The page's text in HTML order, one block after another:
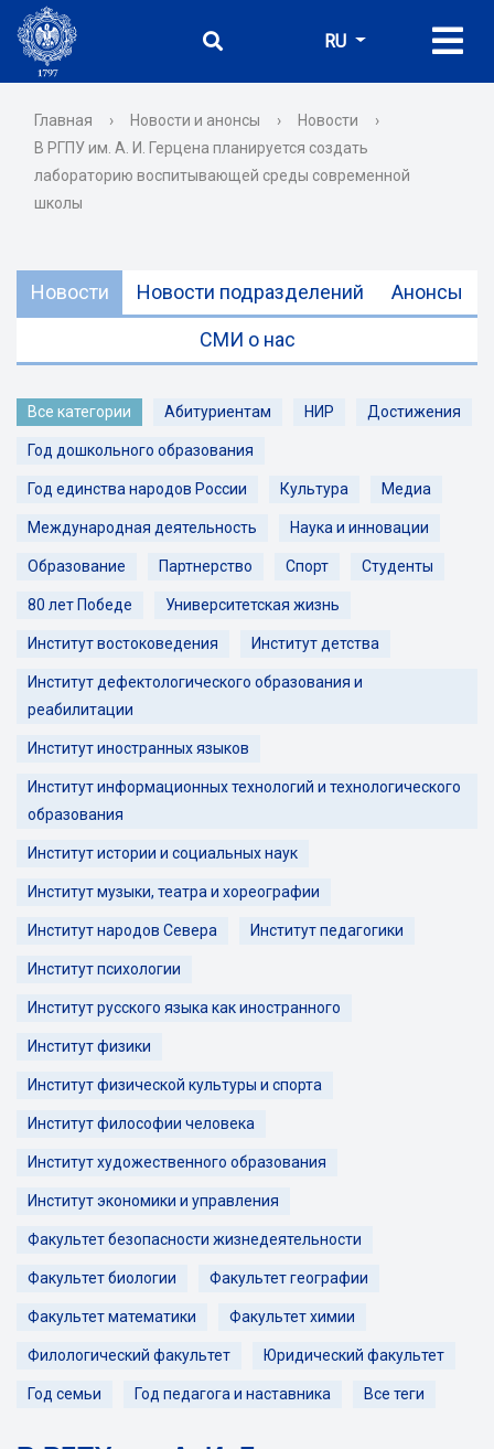
RU
Главная › Новости и анонсы › Новости
›
В РГПУ им. А. И. Герцена планируется создать
лабораторию воспитывающей среды современной
школы
Новости Новости подразделений Анонсы
СМИ о нас
Все категории Абитуриентам НИР Достижения
Год дошкольного образования
Год единства народов России Культура Медиа
Международная деятельность Наука и инновации
Образование Партнерство Спорт Студенты
80 лет Победе Университетская жизнь
Институт востоковедения Институт детства
Институт дефектологического образования и
реабилитации
Институт иностранных языков
Институт информационных технологий и технологического
образования
Институт истории и социальных наук
Институт музыки, театра и хореографии
Институт народов Севера Институт педагогики
Институт психологии
Институт русского языка как иностранного
Институт физики
Институт физической культуры и спорта
Институт философии человека
Институт художественного образования
Институт экономики и управления
Факультет безопасности жизнедеятельности
Факультет биологии Факультет географии
Факультет математики Факультет химии
Филологический факультет Юридический факультет
Год семьи Год педагога и наставника Все теги